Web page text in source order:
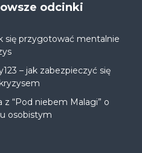
odcinki
się przygotować mentalnie
– jak zabezpieczyć się
z “Pod niebem Malagi” o
osobistym